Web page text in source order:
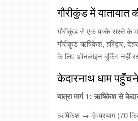
गौरीकुंड में यातायात
गौरीकुंड से एक पक्के रास्ते के
गौरीकुंड ऋषिकेश, हरिद्वार,
के लिए ऑनलाइन बुकिंग नहीं
केदारनाथ धाम पहुँचने
यात्रा मार्ग 1: ऋषिकेश से
ऋषिकेश → देवप्रयाग (70